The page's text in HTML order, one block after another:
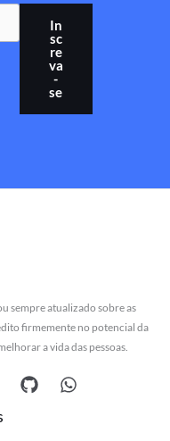
In
sc
re
va
-
se
sempre atualizado sobre as
firmemente no potencial da
a vida das pessoas.